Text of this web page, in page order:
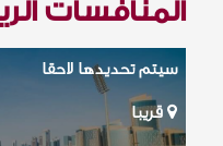
المنافسات
سيتم تحديدها لاحقا
قريبا